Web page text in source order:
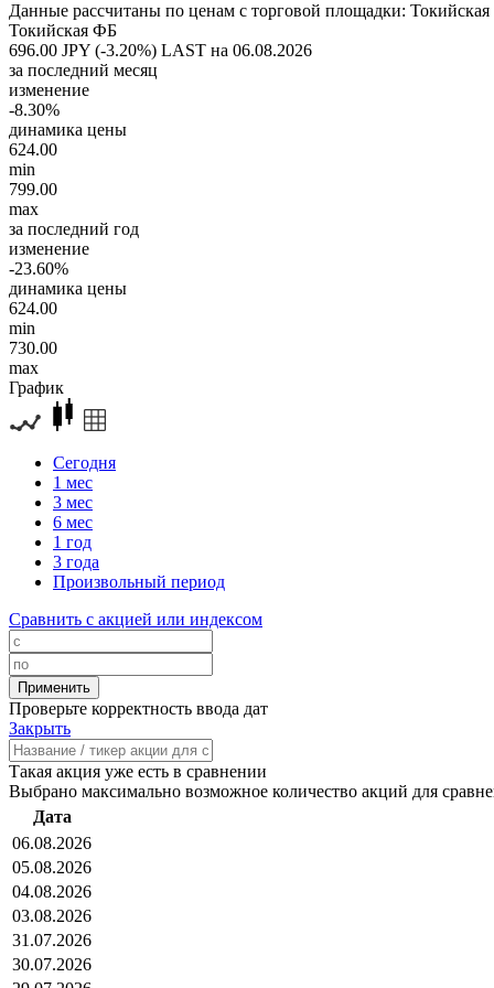
Данные рассчитаны по ценам с торговой площадки:
Токийская ФБ
696.00 JPY (-3.20%) LAST на 06.08.2026
за последний месяц
изменение
-8.30%
динамика цены
624.00
min
799.00
max
за последний год
изменение
-23.60%
динамика цены
624.00
min
730.00
max
График
Сегодня
1 мес
3 мес
6 мес
1 год
3 года
Произвольный период
Сравнить с акцией или индексом
Проверьте корректность ввода дат
Закрыть
Такая акция уже есть в сравнении
Выбрано максимально возможное количество акций для
Дата
06.08.2026
05.08.2026
04.08.2026
03.08.2026
31.07.2026
30.07.2026